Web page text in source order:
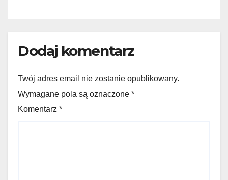
Dodaj komentarz
Twój adres email nie zostanie opublikowany.
Wymagane pola są oznaczone *
Komentarz *